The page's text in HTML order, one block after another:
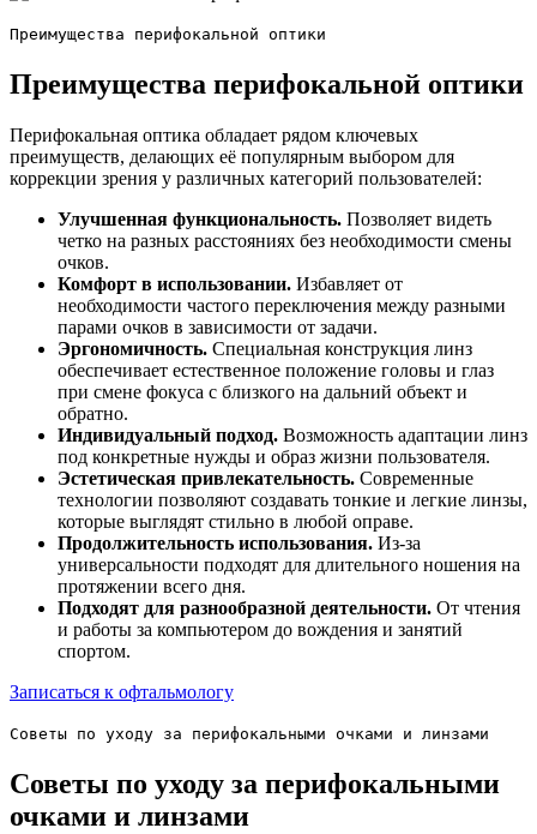
Преимущества перифокальной оптики
Преимущества перифокальной оптики
Перифокальная оптика обладает рядом ключевых
преимуществ, делающих её популярным выбором для
коррекции зрения у различных категорий пользователей:
Улучшенная функциональность. Позволяет видеть
четко на разных расстояниях без необходимости смены
очков.
Комфорт в использовании. Избавляет от
необходимости частого переключения между разными
парами очков в зависимости от задачи.
Эргономичность. Специальная конструкция линз
обеспечивает естественное положение головы и глаз
при смене фокуса с близкого на дальний объект и
обратно.
Индивидуальный подход. Возможность адаптации линз
под конкретные нужды и образ жизни пользователя.
Эстетическая привлекательность. Современные
технологии позволяют создавать тонкие и легкие линзы,
которые выглядят стильно в любой оправе.
Продолжительность использования. Из-за
универсальности подходят для длительного ношения на
протяжении всего дня.
Подходят для разнообразной деятельности. От чтения
и работы за компьютером до вождения и занятий
спортом.
Записаться к офтальмологу
Советы по уходу за перифокальными очками и линзами
Советы по уходу за перифокальными
очками и линзами